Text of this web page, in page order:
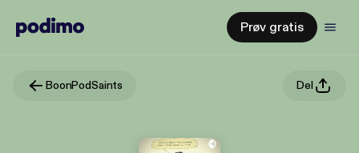
Prøv gratis
BoonPodSaints Del